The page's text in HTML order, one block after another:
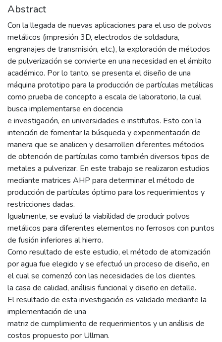
Abstract
Con la llegada de nuevas aplicaciones para el uso de polvos
metálicos (impresión 3D, electrodos de soldadura,
engranajes de transmisión, etc.), la exploración de métodos
de pulverización se convierte en una necesidad en el ámbito
académico. Por lo tanto, se presenta el diseño de una
máquina prototipo para la producción de partículas metálicas
como prueba de concepto a escala de laboratorio, la cual
busca implementarse en docencia
e investigación, en universidades e institutos. Esto con la
intención de fomentar la búsqueda y experimentación de
manera que se analicen y desarrollen diferentes métodos
de obtención de partículas como también diversos tipos de
metales a pulverizar. En este trabajo se realizaron estudios
mediante matrices AHP para determinar el método de
producción de partículas óptimo para los requerimientos y
restricciones dadas.
Igualmente, se evaluó la viabilidad de producir polvos
metálicos para diferentes elementos no ferrosos con puntos
de fusión inferiores al hierro.
Como resultado de este estudio, el método de atomización
por agua fue elegido y se efectuó un proceso de diseño, en
el cual se comenzó con las necesidades de los clientes,
la casa de calidad, análisis funcional y diseño en detalle.
El resultado de esta investigación es validado mediante la
implementación de una
matriz de cumplimiento de requerimientos y un análisis de
costos propuesto por Ullman.